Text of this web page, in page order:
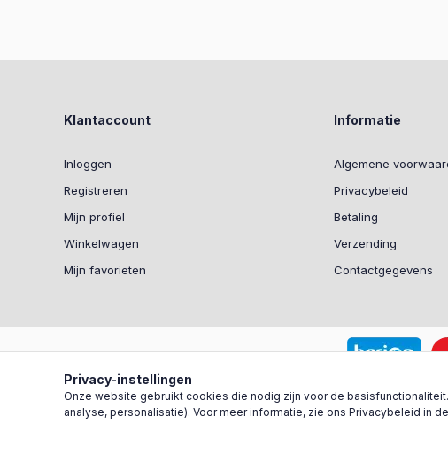
Klantaccount
Inloggen
Registreren
Mijn profiel
Winkelwagen
Mijn favorieten
Informatie
Algemene
Privacybeleid
Betaling
Verzending
Contactgegevens
Privacy-instellingen
Onze website gebruikt cookies die nodig zijn voor de
analyse, personalisatie). Voor meer informatie, zie ons Privacybeleid in de